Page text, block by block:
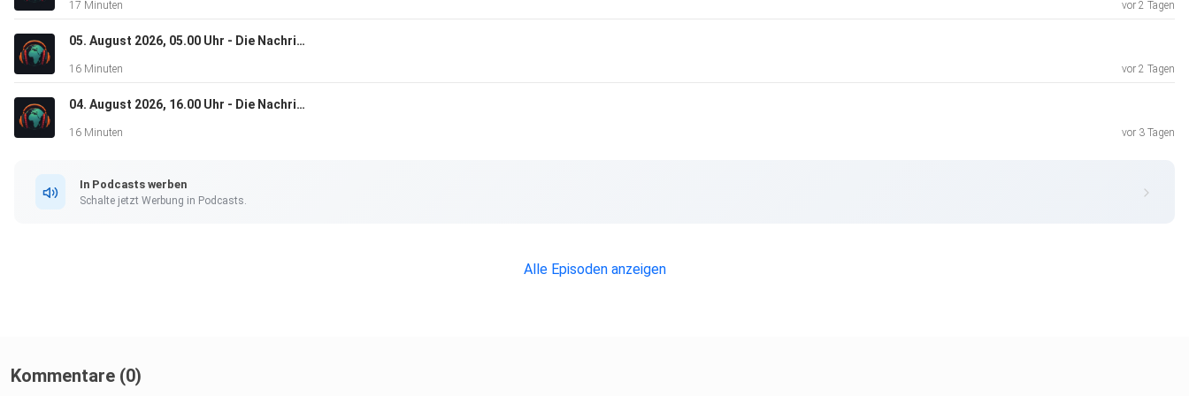
17 Minuten vor 2 Tagen
05. August 2026, 05.00 Uhr - Die Nachrichten
16 Minuten vor 2 Tagen
04. August 2026, 16.00 Uhr - Die Nachrichten
16 Minuten vor 3 Tagen
In Podcasts werben
Schalte jetzt Werbung in Podcasts.
Alle Episoden anzeigen
Kommentare (0)